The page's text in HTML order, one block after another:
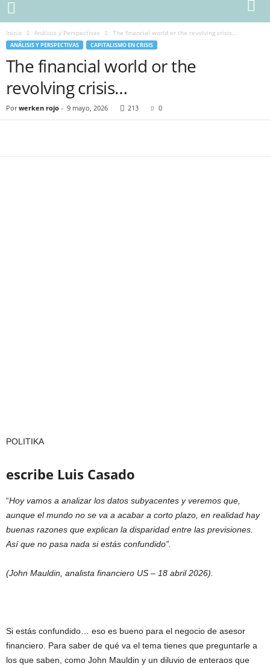
Inicio Análisis y Perspectivas The financial world or the revolving crisis…
ANÁLISIS Y PERSPECTIVAS CAPITALISMO EN CRISIS
The financial world or the
revolving crisis…
Por werken rojo - 9 mayo, 2026 213 0
POLITIKA
escribe Luis Casado
“Hoy vamos a analizar los datos subyacentes y veremos que,
aunque el mundo no se va a acabar a corto plazo, en realidad hay
buenas razones que explican la disparidad entre las previsiones.
Así que no pasa nada si estás confundido”.
(John Mauldin, analista financiero US – 18 abril 2026).
Si estás confundido… eso es bueno para el negocio de asesor
financiero. Para saber de qué va el tema tienes que preguntarle a
los que saben, como John Mauldin y un diluvio de enteraos que